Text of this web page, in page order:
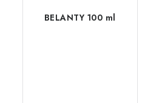
BELANTY 100 ml